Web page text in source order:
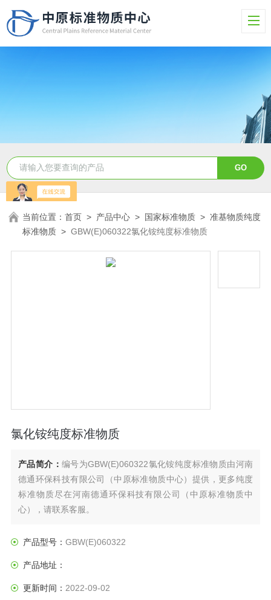
当前位置：首页 > 产品中心 > 国家标准物质 >准基物质纯度
标准物质 >GBW(E)060322氯化铵纯度标准物质
氯化铵纯度标准物质
产品简介： 编号为GBW(E)060322氯化铵纯度标准物质由河南
德通环保科技有限公司（中原标准物质中心）提供，更多纯度
标准物质尽在河南德通环保科技有限公司（中原标准物质中
心），请联系客服。
产品型号： GBW(E)060322
产品地址：
更新时间： 2022-09-02